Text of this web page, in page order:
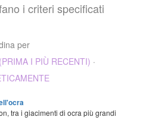
i criteri specificati
per
I PIÙ RECENTI) ·
tra i giacimenti di ocra più grandi